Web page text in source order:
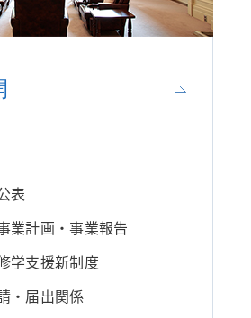
表
業計画・事業報告
学支援新制度
・届出関係